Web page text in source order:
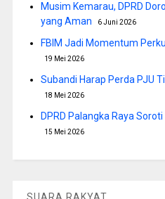
Musim Kemarau, DPRD
yang Aman
6 Juni 2026
FBIM Jadi Momentum
19 Mei 2026
Subandi Harap Perda PJU
18 Mei 2026
DPRD Palangka Raya
15 Mei 2026